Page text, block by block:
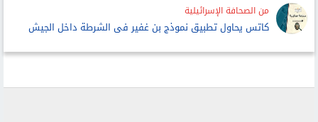
من الصحافة الإسرائيلية
كاتس يحاول تطبيق نموذج بن غفير فى الشرطة داخل الجيش